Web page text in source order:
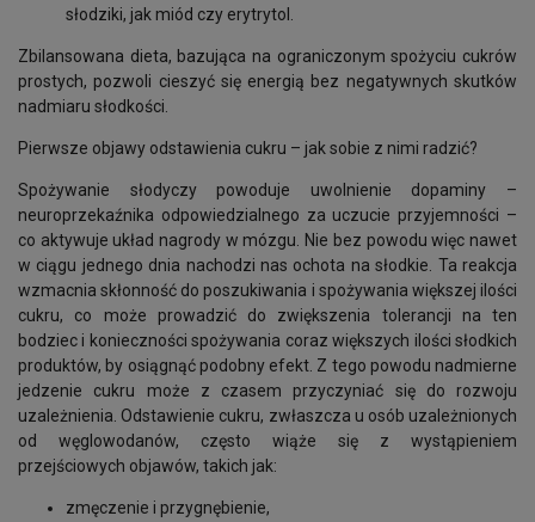
słodziki, jak miód czy erytrytol.
Zbilansowana dieta, bazująca na ograniczonym spożyciu cukrów
prostych, pozwoli cieszyć się energią bez negatywnych skutków
nadmiaru słodkości.
Pierwsze objawy odstawienia cukru – jak sobie z nimi radzić?
Spożywanie słodyczy powoduje uwolnienie dopaminy –
neuroprzekaźnika odpowiedzialnego za uczucie przyjemności –
co aktywuje układ nagrody w mózgu. Nie bez powodu więc nawet
w ciągu jednego dnia nachodzi nas ochota na słodkie. Ta reakcja
wzmacnia skłonność do poszukiwania i spożywania większej ilości
cukru, co może prowadzić do zwiększenia tolerancji na ten
bodziec i konieczności spożywania coraz większych ilości słodkich
produktów, by osiągnąć podobny efekt. Z tego powodu nadmierne
jedzenie cukru może z czasem przyczyniać się do rozwoju
uzależnienia. Odstawienie cukru, zwłaszcza u osób uzależnionych
od węglowodanów, często wiąże się z wystąpieniem
przejściowych objawów, takich jak:
zmęczenie i przygnębienie,